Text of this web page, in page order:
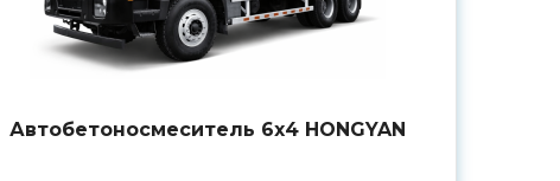
Автобетоносмеситель 6х4 HONGYAN